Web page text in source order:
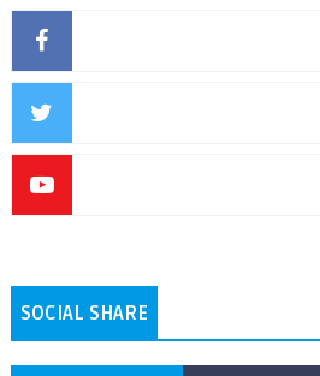
SOCIAL SHARE